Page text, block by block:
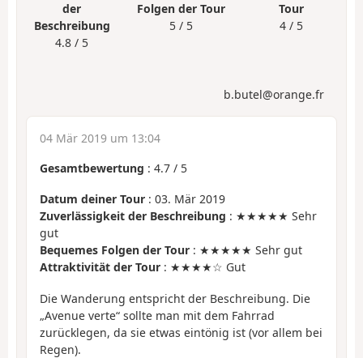
der
Beschreibung
4.8 / 5
Folgen der Tour
5 / 5
Tour
4 / 5
b.butel@orange.fr
04 Mär 2019 um 13:04
Gesamtbewertung : 4.7 / 5
Datum deiner Tour : 03. Mär 2019
Zuverlässigkeit der Beschreibung : ★★★★★ Sehr
gut
Bequemes Folgen der Tour : ★★★★★ Sehr gut
Attraktivität der Tour : ★★★★☆ Gut
Die Wanderung entspricht der Beschreibung. Die
„Avenue verte“ sollte man mit dem Fahrrad
zurücklegen, da sie etwas eintönig ist (vor allem bei
Regen).